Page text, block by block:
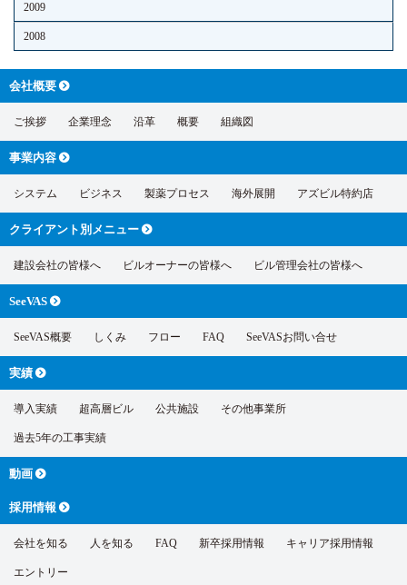
2009
2008
会社概要
ご挨拶 企業理念 沿革 概要 組織図
事業内容
システム ビジネス 製薬プロセス 海外展開 アズビル特約店
クライアント別 メニュー
建設会社の皆様へ ビルオーナーの皆様へ ビル管理会社の皆様へ
SeeVAS
SeeVAS概要 しくみ フロー FAQ SeeVASお問い合せ
実績
導入実績 超高層ビル 公共施設 その他事業所
過去5年の工事実績
動画
採用情報
会社を知る 人を知る FAQ 新卒採用情報 キャリア採用情報
エントリー